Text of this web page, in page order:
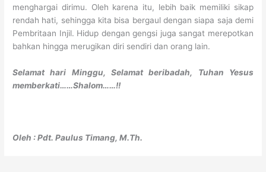
menghargai dirimu. Oleh karena itu, lebih baik memiliki sikap
rendah hati, sehingga kita bisa bergaul dengan siapa saja demi
Pembritaan Injil. Hidup dengan gengsi juga sangat merepotkan
bahkan hingga merugikan diri sendiri dan orang lain.
Selamat hari Minggu, Selamat beribadah, Tuhan Yesus
memberkati……Shalom……!!
Oleh : Pdt. Paulus Timang, M.Th.